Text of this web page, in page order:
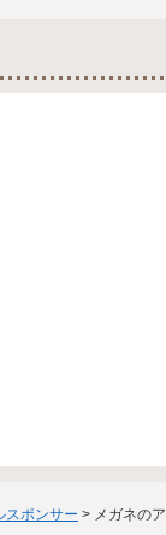
スポンサー > メガネの